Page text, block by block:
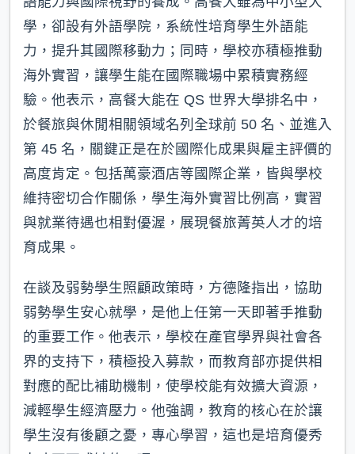
學，卻設有外語學院，系統性培育學生外語能
力，提升其國際移動力；同時，學校亦積極推動
海外實習，讓學生能在國際職場中累積實務經
驗。他表示，高餐大能在 QS 世界大學排名中，
於餐旅與休閒相關領域名列全球前 50 名、並進入
第 45 名，關鍵正是在於國際化成果與雇主評價的
高度肯定。包括萬豪酒店等國際企業，皆與學校
維持密切合作關係，學生海外實習比例高，實習
與就業待遇也相對優渥，展現餐旅菁英人才的培
育成果。
在談及弱勢學生照顧政策時，方德隆指出，協助
弱勢學生安心就學，是他上任第一天即著手推動
的重要工作。他表示，學校在產官學界與社會各
界的支持下，積極投入募款，而教育部亦提供相
對應的配比補助機制，使學校能有效擴大資源，
減輕學生經濟壓力。他強調，教育的核心在於讓
學生沒有後顧之憂，專心學習，這也是培育優秀